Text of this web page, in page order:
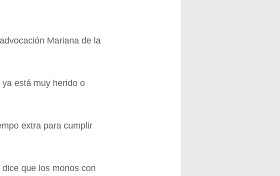
Mariana de la
está muy herido o
extra para cumplir
que los monos con